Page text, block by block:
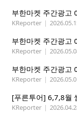
부한마켓 주간광
KReporter |
부한마켓 주간광
KReporter |
부한마켓 주간광
KReporter |
[푸른투어] 6,7,8월
KReporter |